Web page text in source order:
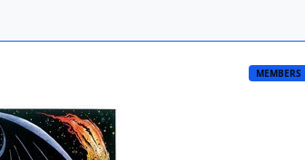
MEMBERS